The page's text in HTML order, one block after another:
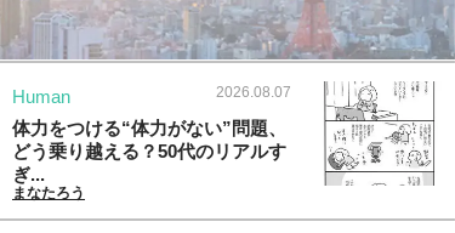
Human 2026.08.07
体力をつける“体力がない”問題、
どう乗り越える？50代のリアルす
ぎ...
まなたろう